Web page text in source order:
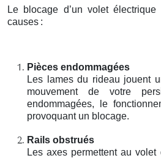
Le blocage d’un volet
causes :
Pièces endommagées
Les lames du rideau jouent
mouvement de votre
endommagées, le
provoquant un blocage.
Rails obstrués
Les axes permettent au